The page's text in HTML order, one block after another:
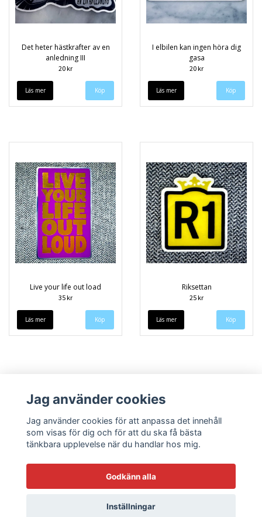
Det heter hästkrafter av en
anledning III
20 kr
Läs mer
I elbilen kan ingen höra dig
gasa
20 kr
Läs mer
Live your life out load
35 kr
Läs mer
Riksettan
25 kr
Läs mer
Köpvillkor Kontakt
© Copyright 2026 Sneekys dekaler
Jag använder cookies
Jag använder cookies för att anpassa det innehåll
som visas för dig och för att du ska få bästa
tänkbara upplevelse när du handlar hos mig.
Godkänn alla
Inställningar